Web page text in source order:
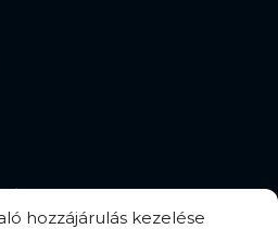
hozzájárulás kezelése